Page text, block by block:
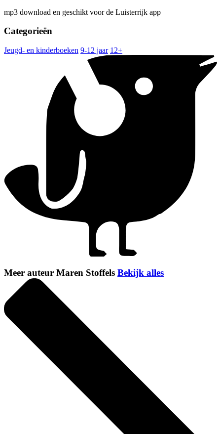
mp3 download en geschikt voor de Luisterrijk app
Categorieën
Jeugd- en kinderboeken 9-12 jaar 12+
Meer auteur Maren Stoffels Bekijk alles